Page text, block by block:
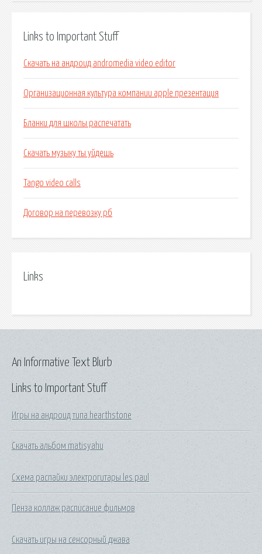
Links to Important Stuff
Скачать на андроид andromedia video editor
Организационная культура компании apple презентация
Бланки для школы распечатать
Скачать музыку ты уйдешь
Tango video calls
Договор на перевозку рб
Links
Links to Important Stuff
Игры на андроид типа hearthstone
Скачать альбом matisyahu
Схема распайки электрогитары les paul
Пенза коллаж расписание фильмов
Скачать игры на сенсорный джава
An Informative Text Blurb